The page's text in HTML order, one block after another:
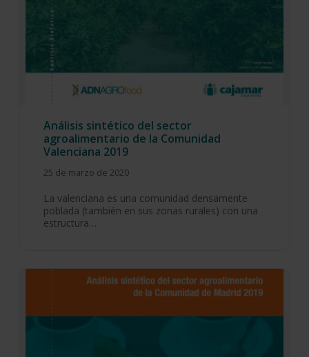
Análisis sintético del sector
agroalimentario de la Comunidad
Valenciana 2019
25 de marzo de 2020
La valenciana es una comunidad densamente
poblada (también en sus zonas rurales) con una
estructura…